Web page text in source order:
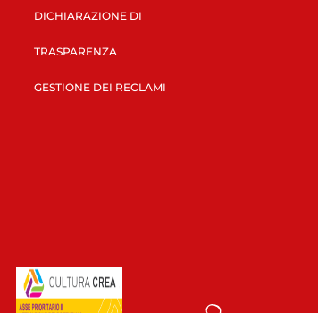
DICHIARAZIONE DI
TRASPARENZA
GESTIONE DEI RECLAMI